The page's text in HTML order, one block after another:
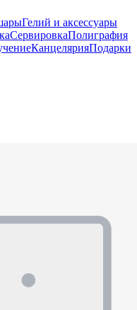
Гелий и аксессуары
СервировкаПолиграфия
КанцелярияПодарки